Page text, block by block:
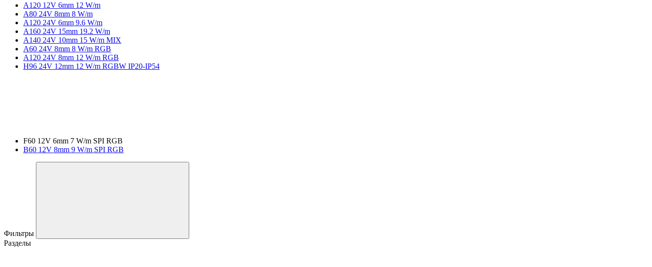
A120 12V 6mm 12 W/m
А80 24V 8mm 8 W/m
A120 24V 6mm 9.6 W/m
A160 24V 15mm 19.2 W/m
A140 24V 10mm 15 W/m MIX
A60 24V 8mm 8 W/m RGB
A120 24V 8mm 12 W/m RGB
H96 24V 12mm 12 W/m RGBW IP20-IP54
F60 12V 6mm 7 W/m SPI RGB
B60 12V 8mm 9 W/m SPI RGB
Фильтры
Разделы